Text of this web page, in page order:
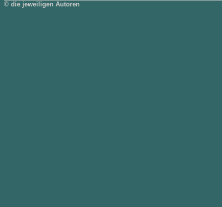
© die jeweiligen Autoren